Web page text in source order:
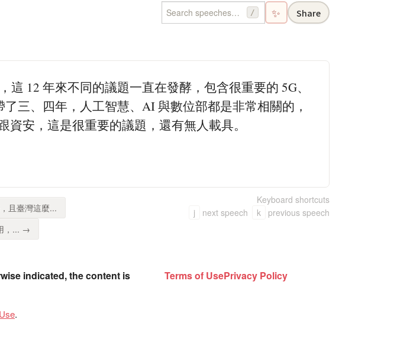
/ ✨ Share
12 年來不同的議題一直在發酵，包含很重要的 5G、
三、四年，人工智慧、AI 與數位部都是非常相關的，
安，這是很重要的議題，還有無人載具。
且臺灣這麼...
，... →
Keyboard shortcuts
j
next speech k previous speech
indicated, the content is
.
Terms of UsePrivacy Policy